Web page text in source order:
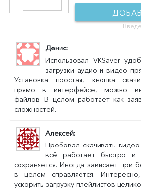
=
Денис
Использовал VKSaver
загрузки аудио и видео
Установка простая, кнопка
прямо в интерфейсе, можно
файлов. В целом работает как
сложностей.
Алексей
Пробовал скачивать
всё работает быстро и
сохраняется. Иногда зависает при
в целом справляется.
ускорить загрузку плейлистов